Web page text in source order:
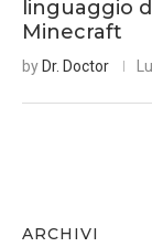
linguaggio
Minecraft
by Dr. Doctor
ARCHIVI